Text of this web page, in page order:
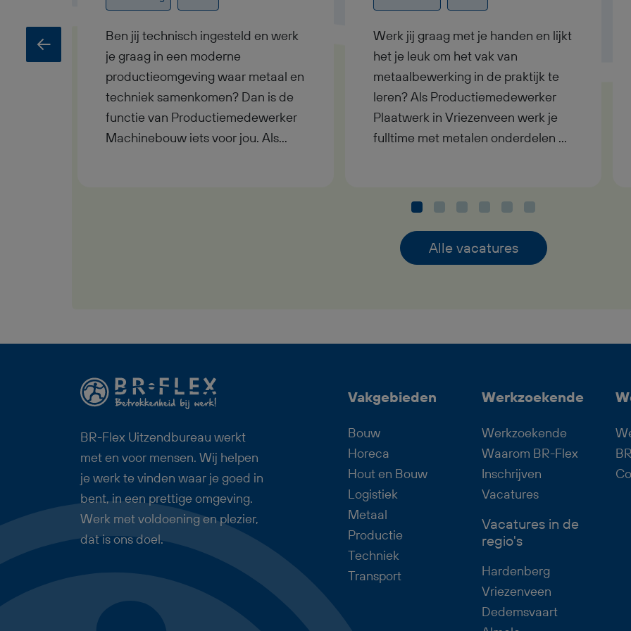
Werk jij graag met je handen en lijkt
het je leuk om het vak van
metaalbewerking in de praktijk te
leren? Als Productiemedewerker
Plaatwerk in Vriezenveen werk je
fulltime met metalen onderdelen en
per maand, ontvangt een
volop mogelijkheden om jezelf
verder te ontwikkelen. In de functie
metalen onderdelen. Je zorgt dat
en helpt mee bij verschillende
past goed bij iemand die technisch
graag onderdeel wil zijn van een
betrokken team. Bij goed
functioneren heb je uitzicht op een
vast dienstverband.
Ben jij technisch ingesteld en werk
je graag in een moderne
productieomgeving waar metaal en
techniek samenkomen? Dan is de
functie van Productiemedewerker
Machinebouw iets voor jou. Als
werkomgeving en krijgt volop
ontwikkelen. Daarnaast bouw je
vanaf je eerste werkdag pensioen
reiskostenvergoeding (indien van
toepassing) en is er uitzicht op een
vast dienstverband bij goed
functioneren. Deze baan als
Productiemedewerker
Machinebouw past goed bij
iemand die graag praktisch werkt,
nauwkeurig is en interesse heeft in
techniek en metaalbewerking.
Alle vacatures
BR-Flex Uitzendbureau werkt
met en voor mensen. Wij helpen
je werk te vinden waar je goed in
bent, in een prettige omgeving.
Werk met voldoening en plezier,
dat is ons doel.
Vakgebieden
Bouw
Horeca
Hout en Bouw
Logistiek
Metaal
Productie
Techniek
Transport
Werkzoekende
Werkzoekende
Waarom BR-Flex
Inschrijven
Vacatures
Vacatures in de
regio's
Hardenberg
Vriezenveen
Dedemsvaart